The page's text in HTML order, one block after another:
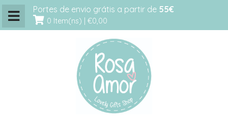
Portes de envio grátis a partir de 55€
0 Item(ns) | €0,00